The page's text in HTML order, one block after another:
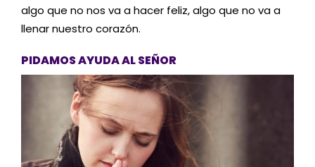
algo que no nos va a hacer feliz, algo que no va a
llenar nuestro corazón.
PIDAMOS AYUDA AL SEÑOR